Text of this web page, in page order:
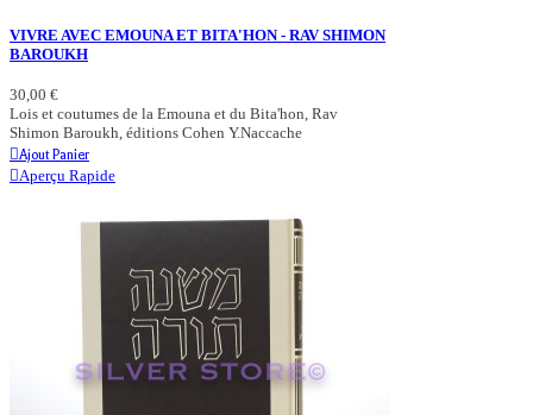
VIVRE AVEC EMOUNA ET BITA'HON - RAV SHIMON
BAROUKH
30,00 €
Lois et coutumes de la Emouna et du Bita'hon, Rav
Shimon Baroukh, éditions Cohen Y.Naccache
Ajout Panier
Aperçu Rapide